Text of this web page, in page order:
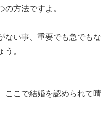
の方法ですよ。
ない事、重要でも急でもな
う。
ここで結婚を認められて晴